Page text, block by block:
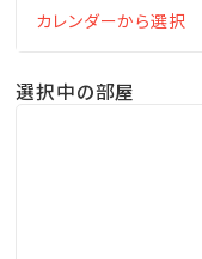
・コインランドリー
※全室禁煙ルームで
での予約をお願い致
選択中の部屋